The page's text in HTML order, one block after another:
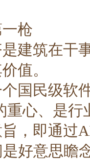
枪
建筑在干
值。
国民级软
重心、是
，即通过
好意思瞻